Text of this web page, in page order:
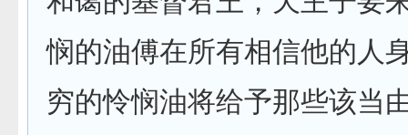
悯的油傅在所有相信他的人
穷的怜悯油将给予那些该当